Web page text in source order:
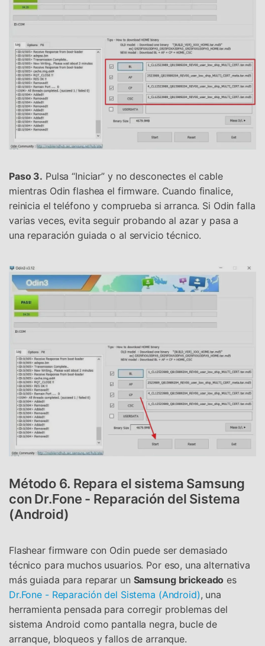
Paso 3. Pulsa “Iniciar” y no desconectes el cable
mientras Odin flashea el firmware. Cuando finalice,
reinicia el teléfono y comprueba si arranca. Si Odin falla
varias veces, evita seguir probando al azar y pasa a
una reparación guiada o al servicio técnico.
Método 6. Repara el sistema Samsung
con Dr.Fone - Reparación del Sistema
(Android)
Flashear firmware con Odin puede ser demasiado
técnico para muchos usuarios. Por eso, una alternativa
más guiada para reparar un Samsung brickeado es
Dr.Fone - Reparación del Sistema (Android), una
herramienta pensada para corregir problemas del
sistema Android como pantalla negra, bucle de
arranque, bloqueos y fallos de arranque.